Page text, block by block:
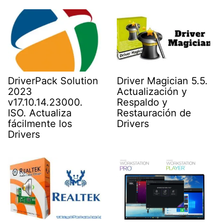
DriverPack Solution
2023
v17.10.14.23000.
ISO. Actualiza
fácilmente los
Drivers
Driver Magician 5.5.
Actualización y
Respaldo y
Restauración de
Drivers